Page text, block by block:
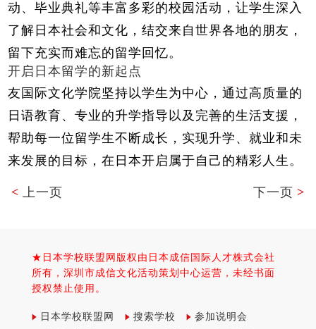
动、毕业典礼等丰富多彩的校园活动，让学生深入
了解日本社会和文化，结交来自世界各地的朋友，
留下充实而难忘的留学回忆。
开启日本留学的新起点
友国际文化学院坚持以学生为中心，通过高质量的
日语教育、专业的升学指导以及完善的生活支援，
帮助每一位留学生不断成长，实现升学、就业和未
来发展的目标，在日本开启属于自己的精彩人生。
< 上一页 下一页 >
★日本学校联盟网版权由日本成信国际人才株式会社
所有，深圳市成信文化活动策划中心运营，未经书面
授权禁止使用。
日本学校联盟网 搜索学校
参加说明会